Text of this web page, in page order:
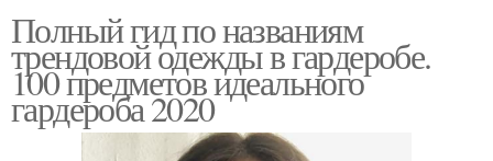
Полный гид по названиям
трендовой одежды в гардеробе.
100 предметов идеального
гардероба 2020